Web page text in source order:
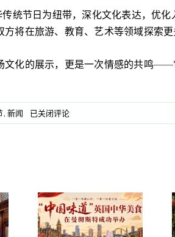
统节日为纽带，深化文化表达，优
将在旅游、教育、艺术等领域探索
文化的展示，更是一次情感的共鸣
,新闻
“你
好！
已关闭评论